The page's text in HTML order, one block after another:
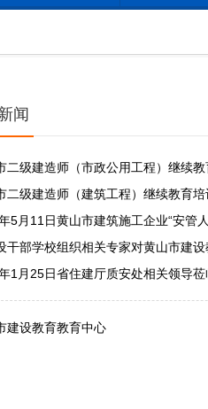
闻
二级建造师（市政公用工程）继续
二级建造师（建筑工程）继续教育
5月11日黄山市建筑施工企业“安管
干部学校组织相关专家对黄山市建
1月25日省住建厅质安处相关领导
建设教育教育中心